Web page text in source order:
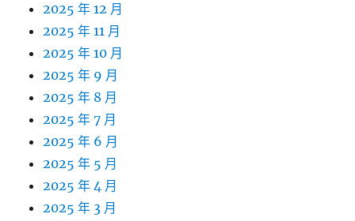
2025 年 12 月
2025 年 11 月
2025 年 10 月
2025 年 9 月
2025 年 8 月
2025 年 7 月
2025 年 6 月
2025 年 5 月
2025 年 4 月
2025 年 3 月